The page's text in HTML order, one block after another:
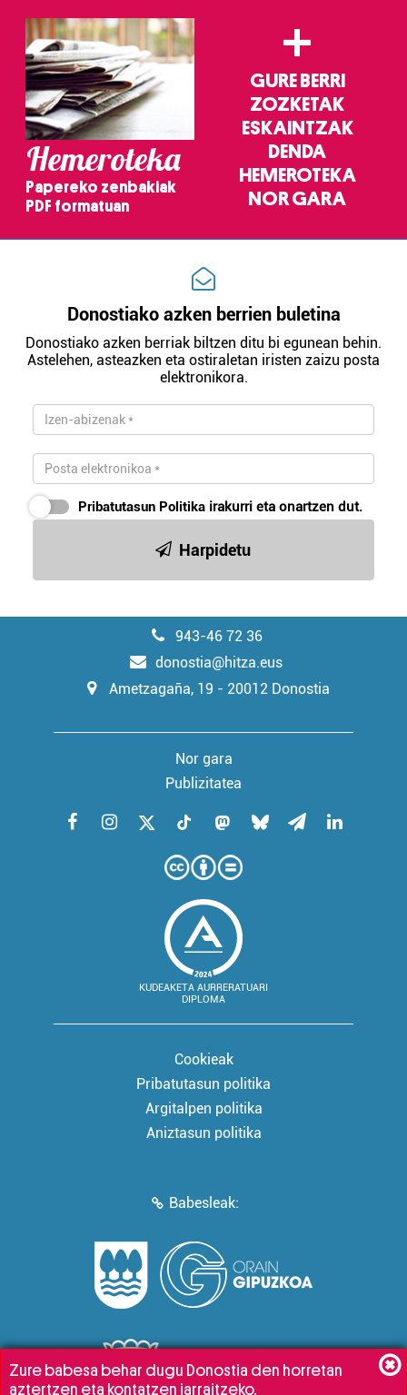
Hemeroteka
Papereko zenbakiak
PDF formatuan
+
GURE BERRI
ZOZKETAK
ESKAINTZAK
DENDA
HEMEROTEKA
NOR GARA
Donostiako azken berrien buletina
Donostiako azken berriak biltzen ditu bi egunean behin.
Astelehen, asteazken eta ostiraletan iristen zaizu posta
elektronikora.
Pribatutasun Politika irakurri eta onartzen dut.
Harpidetu
943-46 72 36
donostia@hitza.eus
Ametzagaña, 19 - 20012 Donostia
Nor gara
Publizitatea
KUDEAKETA AURRERATUARI
DIPLOMA
Cookieak
Pribatutasun politika
Argitalpen politika
Aniztasun politika
Babesleak:
Zure babesa behar dugu Donostia den horretan
aztertzen eta kontatzen jarraitzeko.